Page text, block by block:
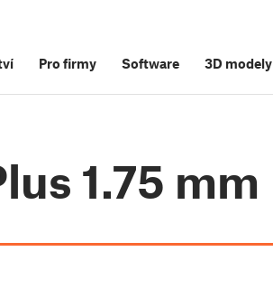
Pro firmy Software 3D modely
1.75 mm